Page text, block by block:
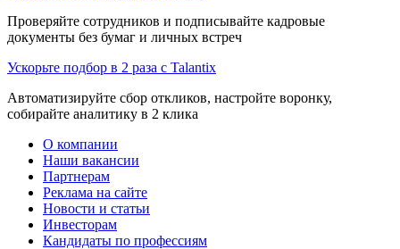
Проверяйте сотрудников и подписывайте кадровые
документы без бумаг и личных встреч
Ускорьте подбор в 2 раза с Talantix
Автоматизируйте сбор откликов, настройте воронку,
собирайте аналитику в 2 клика
О компании
Наши вакансии
Партнерам
Реклама на сайте
Новости и статьи
Инвесторам
Кандидаты по профессиям